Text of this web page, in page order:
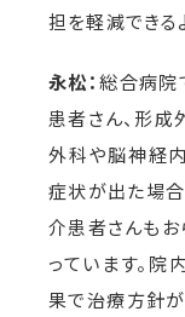
担を軽減できる
永松：総合病院
患者さん、形
外科や脳神経
症状が出た場
介患者さんもお
っています。
果で治療方針が